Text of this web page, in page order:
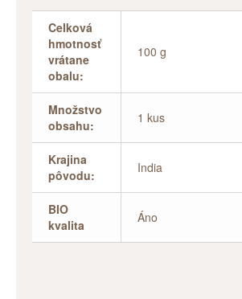
Celková
hmotnosť
vrátane
obalu:
100 g
Množstvo
obsahu:
1 kus
Krajina
pôvodu:
India
BIO
kvalita
Áno